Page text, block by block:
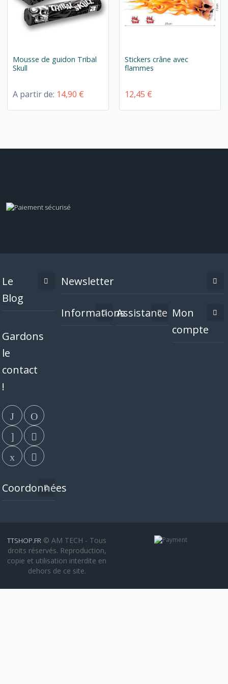
Mousse de guidon Tribal
Skull
A partir de: 14,90 €
Stickers crâne avec
flammes
12,45 €
Le
Blog
Gardons
le
contact
!
Coordonnées
Newsletter
InformationsAssistance Mon
compte
TTSHOP.FR © AM TECH - Tous
droits réservés. Reproduction,
copie et utilisation interdite en
dehors de ce site.